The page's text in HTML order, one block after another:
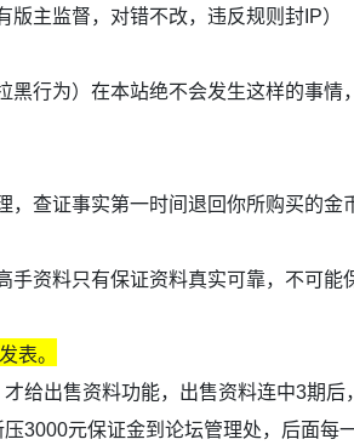
主监督，对错不改，违反规则封IP）
行为）在本站绝不会发生这样的事情
查证事实第一时间退回你所购买的金
资料只有保证资料真实可靠，不可能
表。
给出售资料功能，出售资料连中3期后
3000元保证金到论坛管理处，后面每